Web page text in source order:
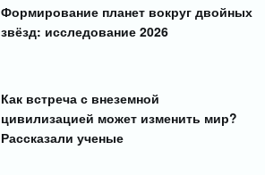
Формирование планет вокруг двойных
звёзд: исследование 2026
Как встреча с внеземной
цивилизацией может изменить мир?
Рассказали ученые